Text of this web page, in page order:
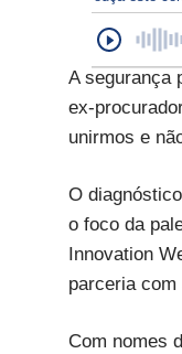
A segurança
ex-
unirmos e
O
o foco da
Innovation
parceria
Com nomes